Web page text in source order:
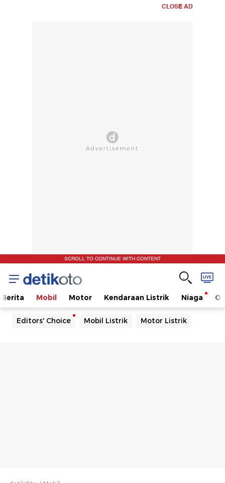
CLOSE AD
SCROLL TO CONTINUE WITH CONTENT
Berita Mobil Motor Kendaraan Listrik Niaga
Editors' Choice Mobil Listrik Motor Listrik